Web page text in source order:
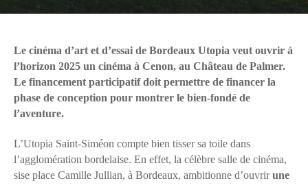
Le cinéma d’art et d’essai de Bordeaux Utopia veut ouvrir à
l’horizon 2025 un cinéma à Cenon, au Château de Palmer.
Le financement participatif doit permettre de financer la
phase de conception pour montrer le bien-fondé de
l’aventure.
L’Utopia Saint-Siméon compte bien tisser sa toile dans
l’agglomération bordelaise. En effet, la célèbre salle de cinéma,
sise place Camille Jullian, à Bordeaux, ambitionne d’ouvrirune